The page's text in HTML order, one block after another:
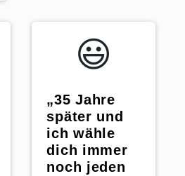
😃️
„35 Jahre
später und
ich wähle
dich immer
noch jeden